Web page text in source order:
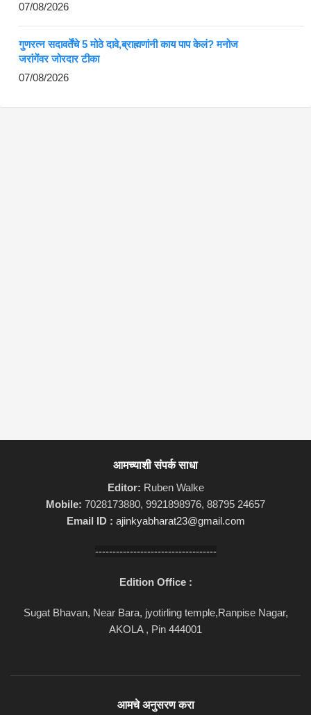
07/08/2026
गुणरत्न सदावर्तेंचे 5 मोठे दावे,ब्राह्मणांनी काय पाप केलं? मनोज
जरांगेंवर जोरदार टीका
07/08/2026
आमच्याशी संपर्क साधा
Editor: Ruben Walke
Mobile: 7028173880, 9921898976, 88795 24657
Email ID : ajinkyabharat23@gmail.com
-----------------------------------
Edition Office :
Sugat Bhavan, Near Bara, jyotirling temple,Ranpise Nagar,
AKOLA , Pin 444001
आमचे अनुसरण करा